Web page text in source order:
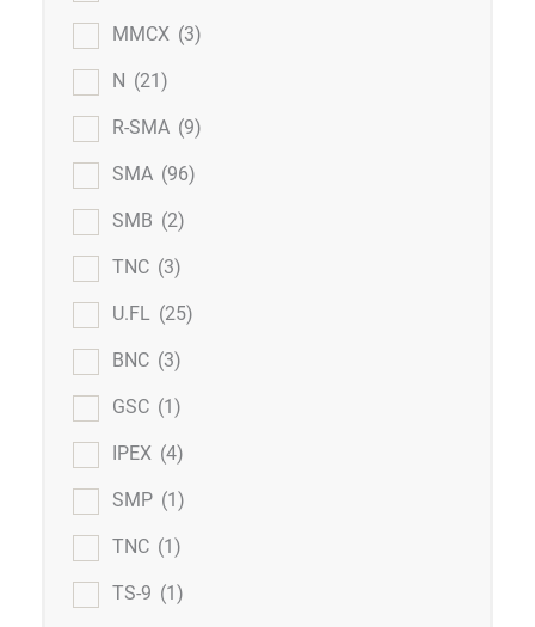
MMCX (3)
N (21)
R-SMA (9)
SMA (96)
SMB (2)
TNC (3)
U.FL (25)
BNC (3)
GSC (1)
IPEX (4)
SMP (1)
TNC (1)
TS-9 (1)